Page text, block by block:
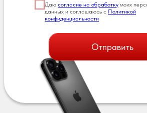
Даю согласие на обработку моих
данных и соглашаюсь с Политикой
конфиденциальности
Отправить